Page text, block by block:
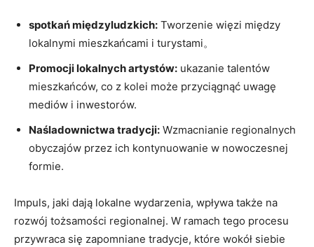
spotkań międzyludzkich: Tworzenie więzi między
lokalnymi mieszkańcami i turystami。
Promocji lokalnych artystów: ukazanie talentów
mieszkańców, co z kolei może przyciągnąć uwagę
mediów i inwestorów.
Naśladownictwa tradycji: Wzmacnianie regionalnych
obyczajów przez ich kontynuowanie w nowoczesnej
formie.
Impuls, jaki dają lokalne wydarzenia, wpływa także na
rozwój tożsamości regionalnej. W ramach tego procesu
przywraca się zapomniane tradycje, które wokół siebie